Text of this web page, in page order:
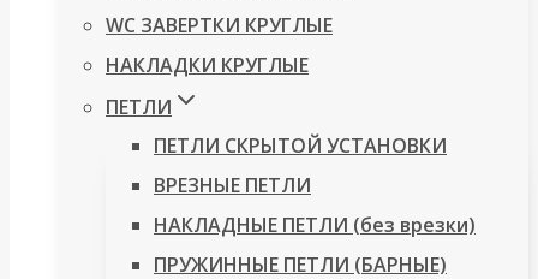
WC ЗАВЕРТКИ КРУГЛЫЕ
НАКЛАДКИ КРУГЛЫЕ
ПЕТЛИ
ПЕТЛИ СКРЫТОЙ УСТАНОВКИ
ВРЕЗНЫЕ ПЕТЛИ
НАКЛАДНЫЕ ПЕТЛИ (без врезки)
ПРУЖИННЫЕ ПЕТЛИ (БАРНЫЕ)